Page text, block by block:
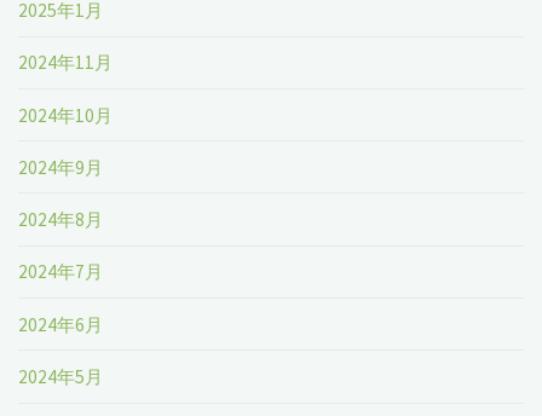
2025年1月
2024年11月
2024年10月
2024年9月
2024年8月
2024年7月
2024年6月
2024年5月